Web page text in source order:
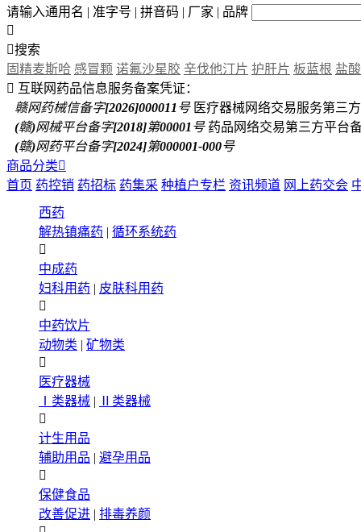
请输入通用名 | 准字号 | 拼音码 | 厂家 | 品牌

搜索
固精麦斯哈 感冒颗 诺氟沙星胶 辛伐他汀片 护肝片 板蓝根 盐
 互联网药品信息服务备案凭证：
赣网药械信备字[2026]000011号 医疗器械网络交易服务第三
(赣)网械平台备字[2018]第00001号 药品网络交易第三方平台
(赣)网药平台备字[2024]第000001-000号
商品分类
首页 药控销 药招标 药集采 种植户专栏 资讯频道 网上药交会
西药
解热镇痛药 | 循环系统药

中成药
妇科用药 | 皮肤科用药

中药饮片
动物类 | 矿物类

医疗器械
Ⅰ类器械 |
Ⅱ类器械

计生用品
辅助用品 | 避孕用品

保健食品
改善促进 | 排毒养颜